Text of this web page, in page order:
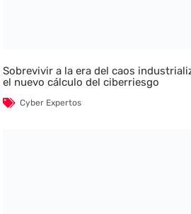
Sobrevivir a la era del caos
el nuevo cálculo del ciberriesgo
Cyber Expertos